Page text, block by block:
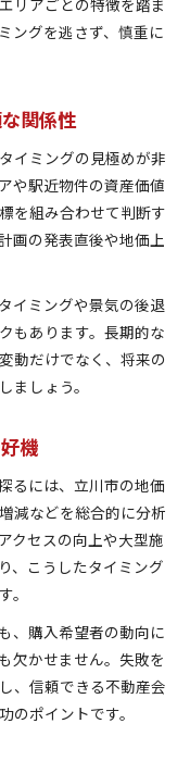
ングを逃さず、慎重に
関係性
イミングの見極めが非
や駅近物件の資産価値
を組み合わせて判断す
画の発表直後や地価上
イミングや景気の後退
もあります。長期的な
動だけでなく、将来の
ましょう。
機
るには、立川市の地価
減などを総合的に分析
クセスの向上や大型施
、こうしたタイミング
。
、購入希望者の動向に
欠かせません。失敗を
、信頼できる不動産会
のポイントです。